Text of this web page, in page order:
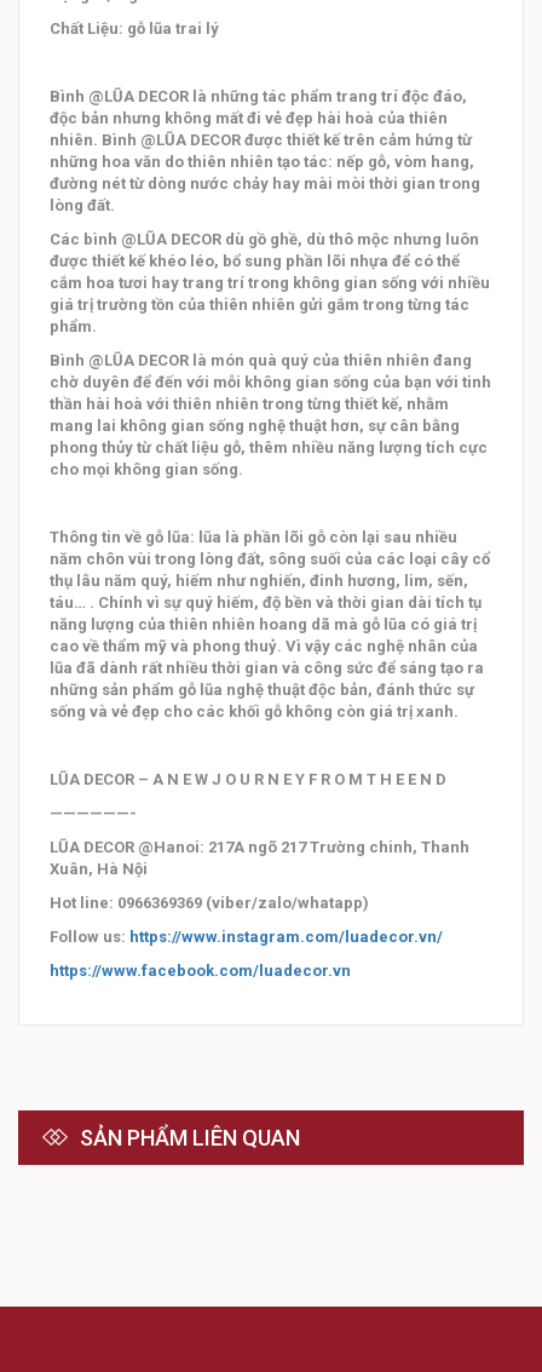
Chất Liệu: gỗ lũa trai lý
Bình @LŨA DECOR là những tác phẩm trang trí độc đáo,
độc bản nhưng không mất đi vẻ đẹp hài hoà của thiên
nhiên. Bình @LŨA DECOR được thiết kế trên cảm hứng từ
những hoa văn do thiên nhiên tạo tác: nếp gỗ, vòm hang,
đường nét từ dòng nước chảy hay mài mòi thời gian trong
lòng đất.
Các bình @LŨA DECOR dù gồ ghề, dù thô mộc nhưng luôn
được thiết kế khéo léo, bổ sung phần lõi nhựa để có thể
cắm hoa tươi hay trang trí trong không gian sống với nhiều
giá trị trường tồn của thiên nhiên gửi gắm trong từng tác
phẩm.
Bình @LŨA DECOR là món quà quý của thiên nhiên đang
chờ duyên để đến với mỗi không gian sống của bạn với tinh
thần hài hoà với thiên nhiên trong từng thiết kế, nhằm
mang lai không gian sống nghệ thuật hơn, sự cân bằng
phong thủy từ chất liệu gỗ, thêm nhiều năng lượng tích cực
cho mọi không gian sống.
Thông tin về gỗ lũa: lũa là phần lõi gỗ còn lại sau nhiều
năm chôn vùi trong lòng đất, sông suối của các loại cây cổ
thụ lâu năm quý, hiếm như nghiến, đinh hương, lim, sến,
táu… . Chính vì sự quý hiếm, độ bền và thời gian dài tích tụ
năng lượng của thiên nhiên hoang dã mà gỗ lũa có giá trị
cao về thẩm mỹ và phong thuỷ. Vì vậy các nghệ nhân của
lũa đã dành rất nhiều thời gian và công sức để sáng tạo ra
những sản phẩm gỗ lũa nghệ thuật độc bản, đánh thức sự
sống và vẻ đẹp cho các khối gỗ không còn giá trị xanh.
LŨA DECOR – A N E W J O U R N E Y F R O M T H E E N D
——————-
LŨA DECOR @Hanoi: 217A ngõ 217 Trường chinh, Thanh
Xuân, Hà Nội
Hot line: 0966369369 (viber/zalo/whatapp)
Follow us: https://www.instagram.com/luadecor.vn/
https://www.facebook.com/luadecor.vn
SẢN PHẨM LIÊN QUAN